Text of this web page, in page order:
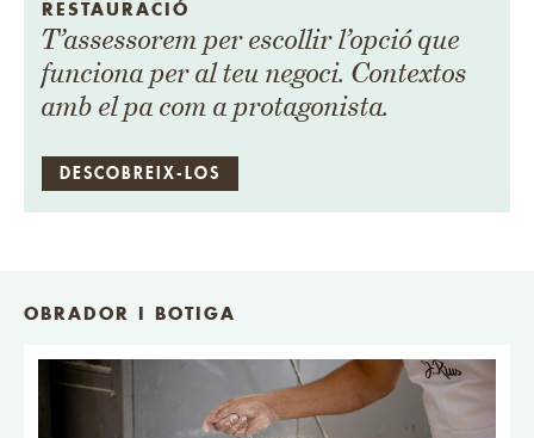
RESTAURACIÓ
T’assessorem per escollir l’opció que
funciona per al teu negoci. Contextos
amb el pa com a protagonista.
DESCOBREIX-LOS
OBRADOR I BOTIGA